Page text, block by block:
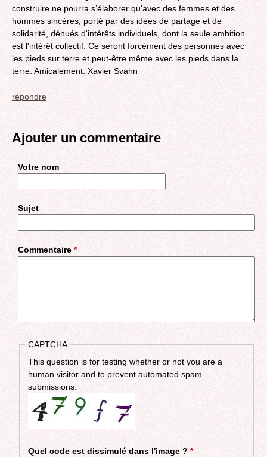
construire ne pourra s’élaborer qu'avec des femmes et des
hommes sincères, porté par des idées de partage et de
solidarité, dénués d'intérêts individuels, dont la seule ambition
est l'intérêt collectif. Ce seront forcément des personnes avec
les pieds sur terre et peut-être même avec les pieds dans la
terre. Amicalement. Xavier Svahn
répondre
Ajouter un commentaire
Votre nom
Sujet
Commentaire *
CAPTCHA
This question is for testing whether or not you are a
human visitor and to prevent automated spam
submissions.
Quel code est dissimulé dans l'image ? *